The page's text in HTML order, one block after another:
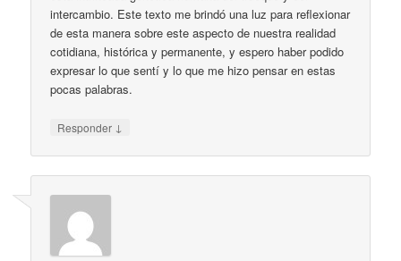
intercambio. Este texto me brindó una luz para reflexionar
de esta manera sobre este aspecto de nuestra realidad
cotidiana, histórica y permanente, y espero haber podido
expresar lo que sentí y lo que me hizo pensar en estas
pocas palabras.
Responder ↓